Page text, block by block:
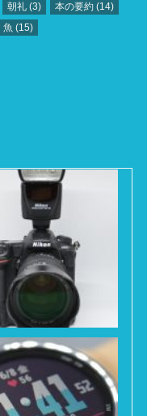
朝礼(3) 本の要約(14)
魚 (15)